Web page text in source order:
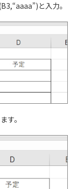
と入力。
す。